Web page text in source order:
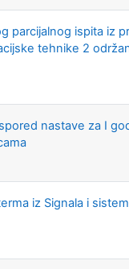
parcijalnog ispita iz
tehnike 2
nastave za I
iz Signala i